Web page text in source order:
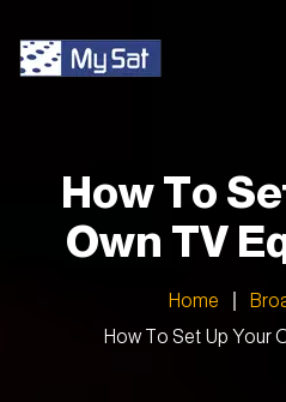
How To
Own TV
Home
How To Set Up Your